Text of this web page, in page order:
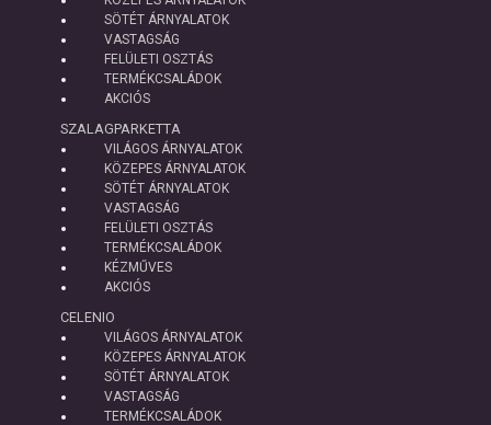
SÖTÉT ÁRNYALATOK
VASTAGSÁG
FELÜLETI OSZTÁS
TERMÉKCSALÁDOK
AKCIÓS
SZALAGPARKETTA
VILÁGOS ÁRNYALATOK
KÖZEPES ÁRNYALATOK
SÖTÉT ÁRNYALATOK
VASTAGSÁG
FELÜLETI OSZTÁS
TERMÉKCSALÁDOK
KÉZMŰVES
AKCIÓS
CELENIO
VILÁGOS ÁRNYALATOK
KÖZEPES ÁRNYALATOK
SÖTÉT ÁRNYALATOK
VASTAGSÁG
TERMÉKCSALÁDOK